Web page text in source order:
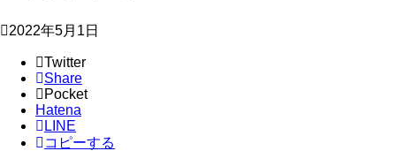
2022年5月1日
Twitter
Share
Pocket
Hatena
LINE
コピーする